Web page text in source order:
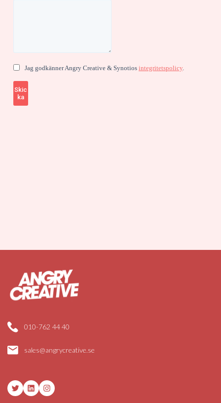
010-762 44 40
sales@angrycreative.se
TwitterLinkedInInstagram